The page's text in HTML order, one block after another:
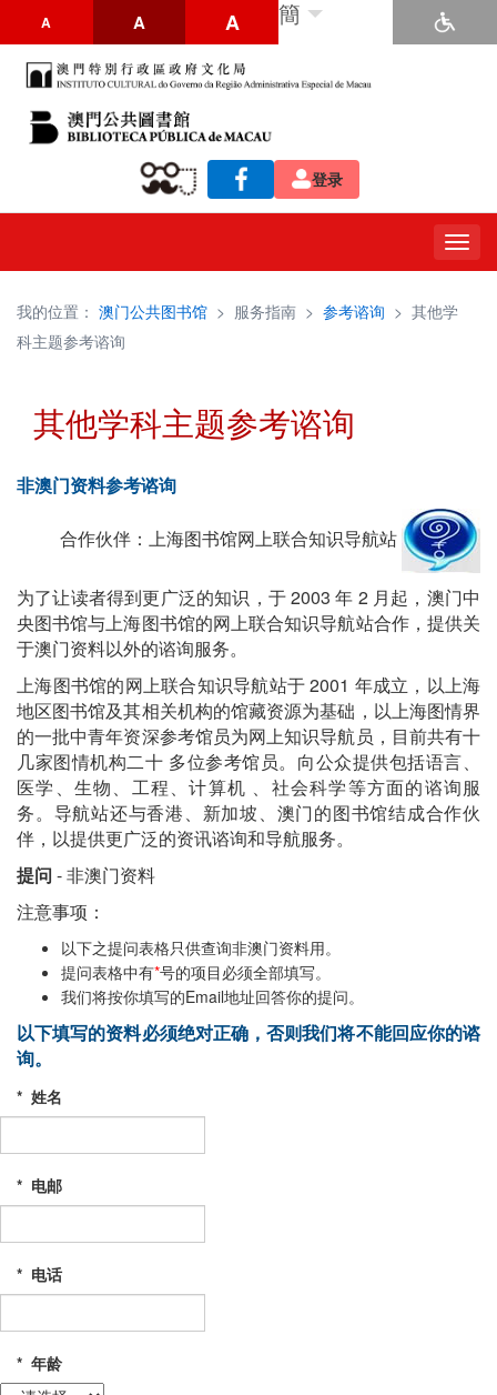
A A A 簡
登录
我的位置： 澳门公共图书馆 > 服务指南 > 参考谘询 > 其他学
科主题参考谘询
其他学科主题参考谘询
非澳门资料参考谘询
合作伙伴：上海图书馆网上联合知识导航站
为了让读者得到更广泛的知识，于 2003 年 2 月起，澳门中
央图书馆与上海图书馆的网上联合知识导航站合作，提供关
于澳门资料以外的谘询服务。
上海图书馆的网上联合知识导航站于 2001 年成立，以上海
地区图书馆及其相关机构的馆藏资源为基础，以上海图情界
的一批中青年资深参考馆员为网上知识导航员，目前共有十
几家图情机构二十 多位参考馆员。向公众提供包括语言、
医学、生物、工程、计算机 、社会科学等方面的谘询服
务。导航站还与香港、新加坡、澳门的图书馆结成合作伙
伴，以提供更广泛的资讯谘询和导航服务。
提问 - 非澳门资料
注意事项：
以下之提问表格只供查询非澳门资料用。
提问表格中有*号的项目必须全部填写。
我们将按你填写的Email地址回答你的提问。
以下填写的资料必须绝对正确，否则我们将不能回应你的谘
询。
* 姓名
* 电邮
* 电话
* 年龄